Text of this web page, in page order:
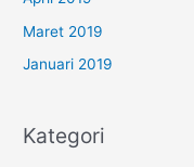
Maret 2019
Januari 2019
Kategori